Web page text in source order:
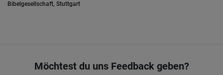
Bibelgesellschaft, Stuttgart
Möchtest du uns Feedback geben?